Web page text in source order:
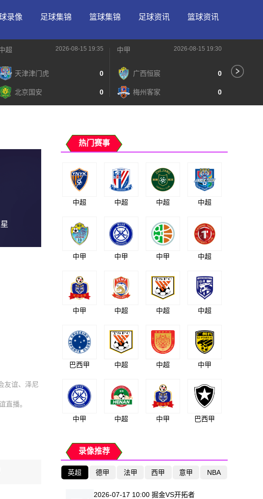
录像 足球集锦 篮球集锦 足球资讯 篮球资讯
超 2026-08-15 19:35
天津津门虎 0
北京国安 0
中甲 2026-08-15 19:30
广西恒宸 0
梅州客家 0
友谊、泽尼
直播。
热门赛事
中超 中超 中超 中超
中甲 中甲 中甲 中超
中甲 中超 中超 中超
巴西甲 中超 中超 中甲
中甲 中超 中甲 巴西甲
录像推荐
英超 德甲 法甲 西甲 意甲 NBA
2026-07-17 10:00 掘金VS开拓者